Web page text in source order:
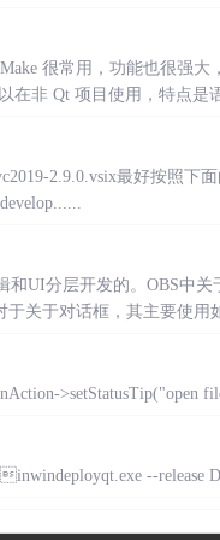
很常用，功能也很强
在非 Qt 项目使用，特点是
2.9.0.vsix最好按照下
UI分层开发的。OBS中
关于对话框，其主要使用
>setStatusTip("open
--release